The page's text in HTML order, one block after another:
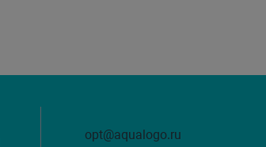
opt@aqualogo.ru